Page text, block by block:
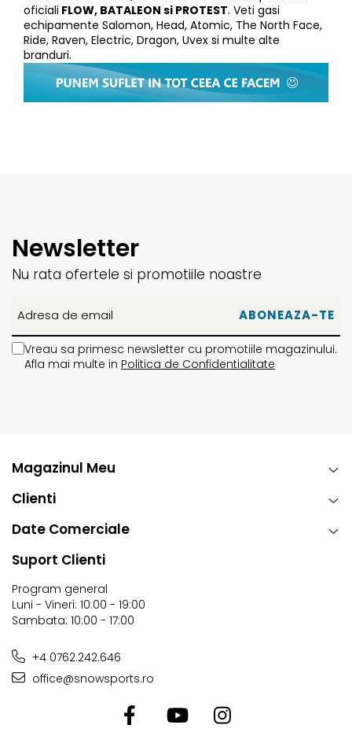
oficiali FLOW, BATALEON si PROTEST. Veti gasi
echipamente Salomon, Head, Atomic, The North Face,
Ride, Raven, Electric, Dragon, Uvex si multe alte
branduri.
Newsletter
Nu rata ofertele si promotiile noastre
Vreau sa primesc newsletter cu promotiile magazinului.
Afla mai multe in Politica de Confidentialitate
Magazinul Meu
Clienti
Date Comerciale
Suport Clienti
Program general
Luni - Vineri: 10:00 - 19:00
Sambata: 10:00 - 17:00
+4 0762.242.646
office@snowsports.ro